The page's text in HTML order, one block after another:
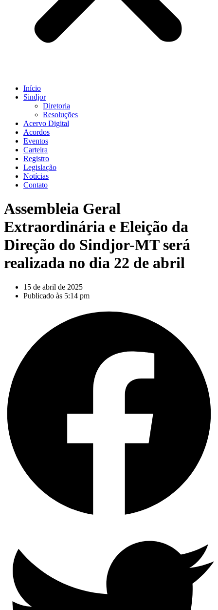
Início
Sindjor
Diretoria
Resoluções
Acervo Digital
Acordos
Eventos
Carteira
Registro
Legislação
Notícias
Contato
Assembleia Geral
Extraordinária e Eleição da
Direção do Sindjor-MT será
realizada no dia 22 de abril
15 de abril de 2025
Publicado às 5:14 pm